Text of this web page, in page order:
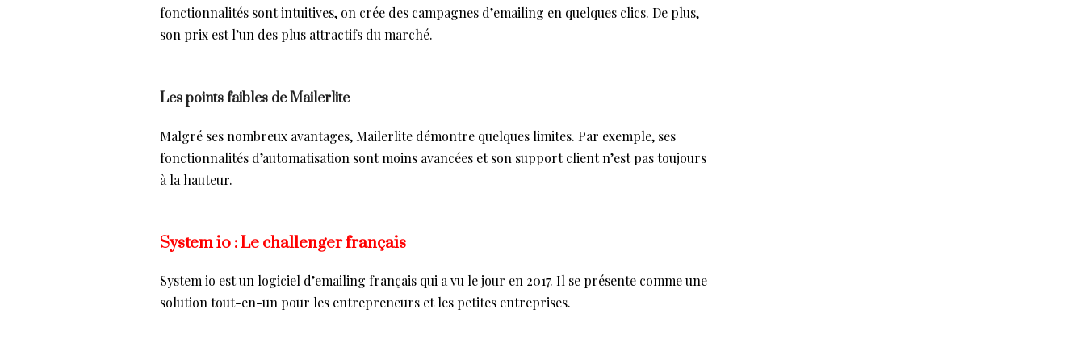
fonctionnalités sont intuitives, on crée des campagnes d’emailing en quelques clics. De plus,
son prix est l’un des plus attractifs du marché.
Les points faibles de Mailerlite
Malgré ses nombreux avantages, Mailerlite démontre quelques limites. Par exemple, ses
fonctionnalités d’automatisation sont moins avancées et son support client n’est pas toujours
à la hauteur.
System io : Le challenger français
System io est un logiciel d’emailing français qui a vu le jour en 2017. Il se présente comme une
solution tout-en-un pour les entrepreneurs et les petites entreprises.